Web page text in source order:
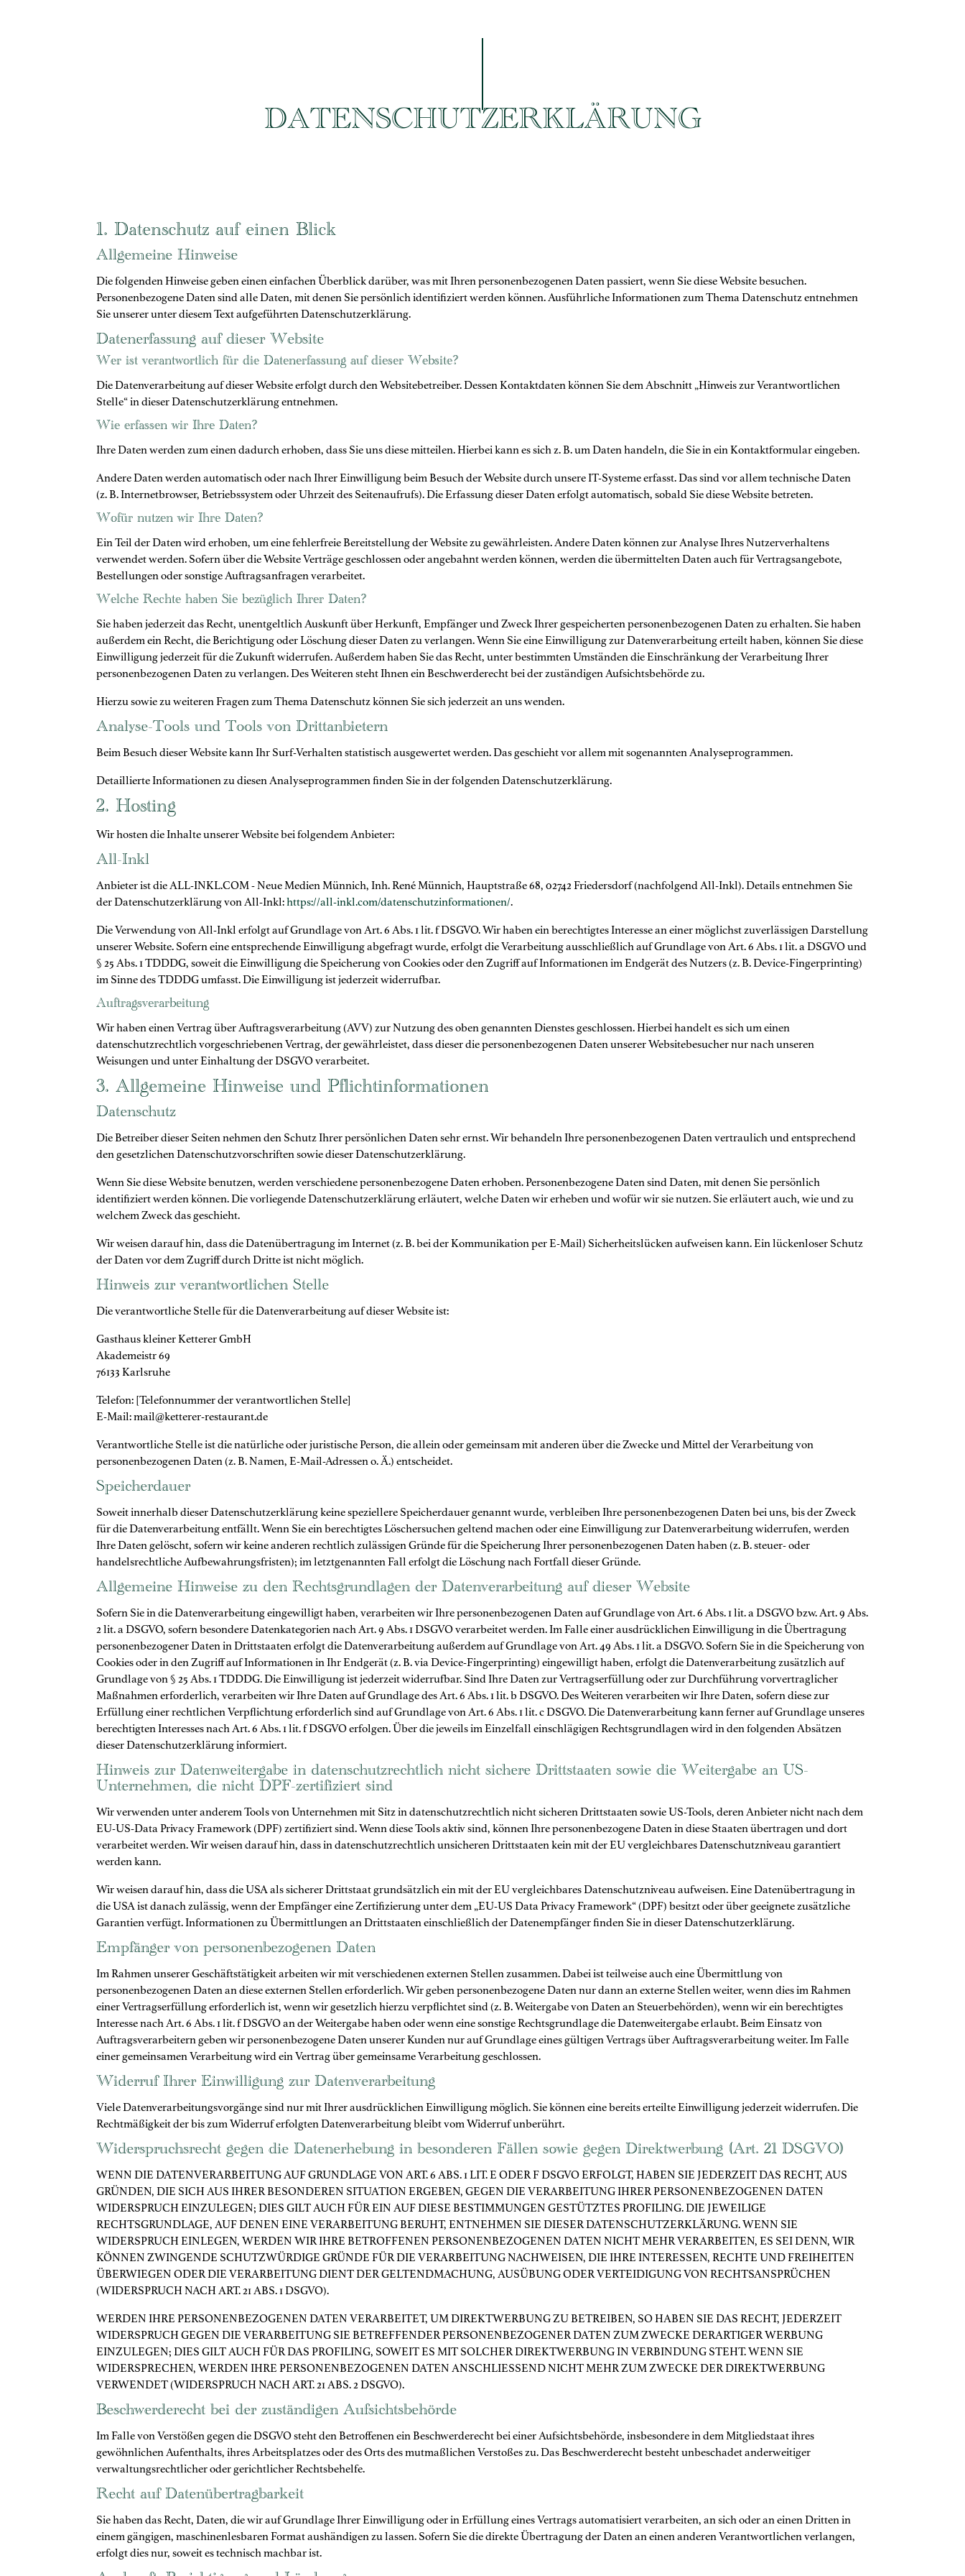
DATENSCHUTZERKLÄRUNG
1. Datenschutz auf einen Blick
Allgemeine Hinweise
Die folgenden Hinweise geben einen einfachen Überblick darüber, was mit Ihren personenbezogenen Daten passiert, wenn Sie diese Website besuchen.
Personenbezogene Daten sind alle Daten, mit denen Sie persönlich identifiziert werden können. Ausführliche Informationen zum Thema Datenschutz entnehmen
Sie unserer unter diesem Text aufgeführten Datenschutzerklärung.
Datenerfassung auf dieser Website
Wer ist verantwortlich für die Datenerfassung auf dieser Website?
Die Datenverarbeitung auf dieser Website erfolgt durch den Websitebetreiber. Dessen Kontaktdaten können Sie dem Abschnitt „Hinweis zur Verantwortlichen
Stelle“ in dieser Datenschutzerklärung entnehmen.
Wie erfassen wir Ihre Daten?
Ihre Daten werden zum einen dadurch erhoben, dass Sie uns diese mitteilen. Hierbei kann es sich z. B. um Daten handeln, die Sie in ein Kontaktformular eingeben.
Andere Daten werden automatisch oder nach Ihrer Einwilligung beim Besuch der Website durch unsere IT-Systeme erfasst. Das sind vor allem technische Daten
(z. B. Internetbrowser, Betriebssystem oder Uhrzeit des Seitenaufrufs). Die Erfassung dieser Daten erfolgt automatisch, sobald Sie diese Website betreten.
Wofür nutzen wir Ihre Daten?
Ein Teil der Daten wird erhoben, um eine fehlerfreie Bereitstellung der Website zu gewährleisten. Andere Daten können zur Analyse Ihres Nutzerverhaltens
verwendet werden. Sofern über die Website Verträge geschlossen oder angebahnt werden können, werden die übermittelten Daten auch für Vertragsangebote,
Bestellungen oder sonstige Auftragsanfragen verarbeitet.
Welche Rechte haben Sie bezüglich Ihrer Daten?
Sie haben jederzeit das Recht, unentgeltlich Auskunft über Herkunft, Empfänger und Zweck Ihrer gespeicherten personenbezogenen Daten zu erhalten. Sie haben
außerdem ein Recht, die Berichtigung oder Löschung dieser Daten zu verlangen. Wenn Sie eine Einwilligung zur Datenverarbeitung erteilt haben, können Sie diese
Einwilligung jederzeit für die Zukunft widerrufen. Außerdem haben Sie das Recht, unter bestimmten Umständen die Einschränkung der Verarbeitung Ihrer
personenbezogenen Daten zu verlangen. Des Weiteren steht Ihnen ein Beschwerderecht bei der zuständigen Aufsichtsbehörde zu.
Hierzu sowie zu weiteren Fragen zum Thema Datenschutz können Sie sich jederzeit an uns wenden.
Analyse-Tools und Tools von Dritt­anbietern
Beim Besuch dieser Website kann Ihr Surf-Verhalten statistisch ausgewertet werden. Das geschieht vor allem mit sogenannten Analyseprogrammen.
Detaillierte Informationen zu diesen Analyseprogrammen finden Sie in der folgenden Datenschutzerklärung.
2. Hosting
Wir hosten die Inhalte unserer Website bei folgendem Anbieter:
All-Inkl
Anbieter ist die ALL-INKL.COM - Neue Medien Münnich, Inh. René Münnich, Hauptstraße 68, 02742 Friedersdorf (nachfolgend All-Inkl). Details entnehmen Sie
der Datenschutzerklärung von All-Inkl:https://all-inkl.com/datenschutzinformationen/.
Die Verwendung von All-Inkl erfolgt auf Grundlage von Art. 6 Abs. 1 lit. f DSGVO. Wir haben ein berechtigtes Interesse an einer möglichst zuverlässigen Darstellung
unserer Website. Sofern eine entsprechende Einwilligung abgefragt wurde, erfolgt die Verarbeitung ausschließlich auf Grundlage von Art. 6 Abs. 1 lit. a DSGVO und
§ 25 Abs. 1 TDDDG, soweit die Einwilligung die Speicherung von Cookies oder den Zugriff auf Informationen im Endgerät des Nutzers (z. B. Device-Fingerprinting)
im Sinne des TDDDG umfasst. Die Einwilligung ist jederzeit widerrufbar.
Auftragsverarbeitung
Wir haben einen Vertrag über Auftragsverarbeitung (AVV) zur Nutzung des oben genannten Dienstes geschlossen. Hierbei handelt es sich um einen
datenschutzrechtlich vorgeschriebenen Vertrag, der gewährleistet, dass dieser die personenbezogenen Daten unserer Websitebesucher nur nach unseren
Weisungen und unter Einhaltung der DSGVO verarbeitet.
3. Allgemeine Hinweise und Pflicht­informationen
Datenschutz
Die Betreiber dieser Seiten nehmen den Schutz Ihrer persönlichen Daten sehr ernst. Wir behandeln Ihre personenbezogenen Daten vertraulich und entsprechend
den gesetzlichen Datenschutzvorschriften sowie dieser Datenschutzerklärung.
Wenn Sie diese Website benutzen, werden verschiedene personenbezogene Daten erhoben. Personenbezogene Daten sind Daten, mit denen Sie persönlich
identifiziert werden können. Die vorliegende Datenschutzerklärung erläutert, welche Daten wir erheben und wofür wir sie nutzen. Sie erläutert auch, wie und zu
welchem Zweck das geschieht.
Wir weisen darauf hin, dass die Datenübertragung im Internet (z. B. bei der Kommunikation per E-Mail) Sicherheitslücken aufweisen kann. Ein lückenloser Schutz
der Daten vor dem Zugriff durch Dritte ist nicht möglich.
Hinweis zur verantwortlichen Stelle
Die verantwortliche Stelle für die Datenverarbeitung auf dieser Website ist:
Gasthaus kleiner Ketterer GmbH
Akademeistr 69
76133 Karlsruhe
Telefon: [Telefonnummer der verantwortlichen Stelle]
E-Mail: mail@ketterer-restaurant.de
Verantwortliche Stelle ist die natürliche oder juristische Person, die allein oder gemeinsam mit anderen über die Zwecke und Mittel der Verarbeitung von
personenbezogenen Daten (z. B. Namen, E-Mail-Adressen o. Ä.) entscheidet.
Speicherdauer
Soweit innerhalb dieser Datenschutzerklärung keine speziellere Speicherdauer genannt wurde, verbleiben Ihre personenbezogenen Daten bei uns, bis der Zweck
für die Datenverarbeitung entfällt. Wenn Sie ein berechtigtes Löschersuchen geltend machen oder eine Einwilligung zur Datenverarbeitung widerrufen, werden
Ihre Daten gelöscht, sofern wir keine anderen rechtlich zulässigen Gründe für die Speicherung Ihrer personenbezogenen Daten haben (z. B. steuer- oder
handelsrechtliche Aufbewahrungsfristen); im letztgenannten Fall erfolgt die Löschung nach Fortfall dieser Gründe.
Allgemeine Hinweise zu den Rechtsgrundlagen der Datenverarbeitung auf dieser Website
Sofern Sie in die Datenverarbeitung eingewilligt haben, verarbeiten wir Ihre personenbezogenen Daten auf Grundlage von Art. 6 Abs. 1 lit. a DSGVO bzw. Art. 9 Abs.
2 lit. a DSGVO, sofern besondere Datenkategorien nach Art. 9 Abs. 1 DSGVO verarbeitet werden. Im Falle einer ausdrücklichen Einwilligung in die Übertragung
personenbezogener Daten in Drittstaaten erfolgt die Datenverarbeitung außerdem auf Grundlage von Art. 49 Abs. 1 lit. a DSGVO. Sofern Sie in die Speicherung von
Cookies oder in den Zugriff auf Informationen in Ihr Endgerät (z. B. via Device-Fingerprinting) eingewilligt haben, erfolgt die Datenverarbeitung zusätzlich auf
Grundlage von § 25 Abs. 1 TDDDG. Die Einwilligung ist jederzeit widerrufbar. Sind Ihre Daten zur Vertragserfüllung oder zur Durchführung vorvertraglicher
Maßnahmen erforderlich, verarbeiten wir Ihre Daten auf Grundlage des Art. 6 Abs. 1 lit. b DSGVO. Des Weiteren verarbeiten wir Ihre Daten, sofern diese zur
Erfüllung einer rechtlichen Verpflichtung erforderlich sind auf Grundlage von Art. 6 Abs. 1 lit. c DSGVO. Die Datenverarbeitung kann ferner auf Grundlage unseres
berechtigten Interesses nach Art. 6 Abs. 1 lit. f DSGVO erfolgen. Über die jeweils im Einzelfall einschlägigen Rechtsgrundlagen wird in den folgenden Absätzen
dieser Datenschutzerklärung informiert.
Hinweis zur Datenweitergabe in datenschutzrechtlich nicht sichere Drittstaaten sowie die Weitergabe an US-
Unternehmen, die nicht DPF-zertifiziert sind
Wir verwenden unter anderem Tools von Unternehmen mit Sitz in datenschutzrechtlich nicht sicheren Drittstaaten sowie US-Tools, deren Anbieter nicht nach dem
EU-US-Data Privacy Framework (DPF) zertifiziert sind. Wenn diese Tools aktiv sind, können Ihre personenbezogene Daten in diese Staaten übertragen und dort
verarbeitet werden. Wir weisen darauf hin, dass in datenschutzrechtlich unsicheren Drittstaaten kein mit der EU vergleichbares Datenschutzniveau garantiert
werden kann.
Wir weisen darauf hin, dass die USA als sicherer Drittstaat grundsätzlich ein mit der EU vergleichbares Datenschutzniveau aufweisen. Eine Datenübertragung in
die USA ist danach zulässig, wenn der Empfänger eine Zertifizierung unter dem „EU-US Data Privacy Framework“ (DPF) besitzt oder über geeignete zusätzliche
Garantien verfügt. Informationen zu Übermittlungen an Drittstaaten einschließlich der Datenempfänger finden Sie in dieser Datenschutzerklärung.
Empfänger von personenbezogenen Daten
Im Rahmen unserer Geschäftstätigkeit arbeiten wir mit verschiedenen externen Stellen zusammen. Dabei ist teilweise auch eine Übermittlung von
personenbezogenen Daten an diese externen Stellen erforderlich. Wir geben personenbezogene Daten nur dann an externe Stellen weiter, wenn dies im Rahmen
einer Vertragserfüllung erforderlich ist, wenn wir gesetzlich hierzu verpflichtet sind (z. B. Weitergabe von Daten an Steuerbehörden), wenn wir ein berechtigtes
Interesse nach Art. 6 Abs. 1 lit. f DSGVO an der Weitergabe haben oder wenn eine sonstige Rechtsgrundlage die Datenweitergabe erlaubt. Beim Einsatz von
Auftragsverarbeitern geben wir personenbezogene Daten unserer Kunden nur auf Grundlage eines gültigen Vertrags über Auftragsverarbeitung weiter. Im Falle
einer gemeinsamen Verarbeitung wird ein Vertrag über gemeinsame Verarbeitung geschlossen.
Widerruf Ihrer Einwilligung zur Datenverarbeitung
Viele Datenverarbeitungsvorgänge sind nur mit Ihrer ausdrücklichen Einwilligung möglich. Sie können eine bereits erteilte Einwilligung jederzeit widerrufen. Die
Rechtmäßigkeit der bis zum Widerruf erfolgten Datenverarbeitung bleibt vom Widerruf unberührt.
Widerspruchsrecht gegen die Datenerhebung in besonderen Fällen sowie gegen Direktwerbung (Art. 21 DSGVO)
WENN DIE DATENVERARBEITUNG AUF GRUNDLAGE VON ART. 6 ABS. 1 LIT. E ODER F DSGVO ERFOLGT, HABEN SIE JEDERZEIT DAS RECHT, AUS
GRÜNDEN, DIE SICH AUS IHRER BESONDEREN SITUATION ERGEBEN, GEGEN DIE VERARBEITUNG IHRER PERSONENBEZOGENEN DATEN
WIDERSPRUCH EINZULEGEN; DIES GILT AUCH FÜR EIN AUF DIESE BESTIMMUNGEN GESTÜTZTES PROFILING. DIE JEWEILIGE
RECHTSGRUNDLAGE, AUF DENEN EINE VERARBEITUNG BERUHT, ENTNEHMEN SIE DIESER DATENSCHUTZERKLÄRUNG. WENN SIE
WIDERSPRUCH EINLEGEN, WERDEN WIR IHRE BETROFFENEN PERSONENBEZOGENEN DATEN NICHT MEHR VERARBEITEN, ES SEI DENN, WIR
KÖNNEN ZWINGENDE SCHUTZWÜRDIGE GRÜNDE FÜR DIE VERARBEITUNG NACHWEISEN, DIE IHRE INTERESSEN, RECHTE UND FREIHEITEN
ÜBERWIEGEN ODER DIE VERARBEITUNG DIENT DER GELTENDMACHUNG, AUSÜBUNG ODER VERTEIDIGUNG VON RECHTSANSPRÜCHEN
(WIDERSPRUCH NACH ART. 21 ABS. 1 DSGVO).
WERDEN IHRE PERSONENBEZOGENEN DATEN VERARBEITET, UM DIREKTWERBUNG ZU BETREIBEN, SO HABEN SIE DAS RECHT, JEDERZEIT
WIDERSPRUCH GEGEN DIE VERARBEITUNG SIE BETREFFENDER PERSONENBEZOGENER DATEN ZUM ZWECKE DERARTIGER WERBUNG
EINZULEGEN; DIES GILT AUCH FÜR DAS PROFILING, SOWEIT ES MIT SOLCHER DIREKTWERBUNG IN VERBINDUNG STEHT. WENN SIE
WIDERSPRECHEN, WERDEN IHRE PERSONENBEZOGENEN DATEN ANSCHLIESSEND NICHT MEHR ZUM ZWECKE DER DIREKTWERBUNG
VERWENDET (WIDERSPRUCH NACH ART. 21 ABS. 2 DSGVO).
Beschwerde­recht bei der zuständigen Aufsichts­behörde
Im Falle von Verstößen gegen die DSGVO steht den Betroffenen ein Beschwerderecht bei einer Aufsichtsbehörde, insbesondere in dem Mitgliedstaat ihres
gewöhnlichen Aufenthalts, ihres Arbeitsplatzes oder des Orts des mutmaßlichen Verstoßes zu. Das Beschwerderecht besteht unbeschadet anderweitiger
verwaltungsrechtlicher oder gerichtlicher Rechtsbehelfe.
Recht auf Daten­übertrag­barkeit
Sie haben das Recht, Daten, die wir auf Grundlage Ihrer Einwilligung oder in Erfüllung eines Vertrags automatisiert verarbeiten, an sich oder an einen Dritten in
einem gängigen, maschinenlesbaren Format aushändigen zu lassen. Sofern Sie die direkte Übertragung der Daten an einen anderen Verantwortlichen verlangen,
erfolgt dies nur, soweit es technisch machbar ist.